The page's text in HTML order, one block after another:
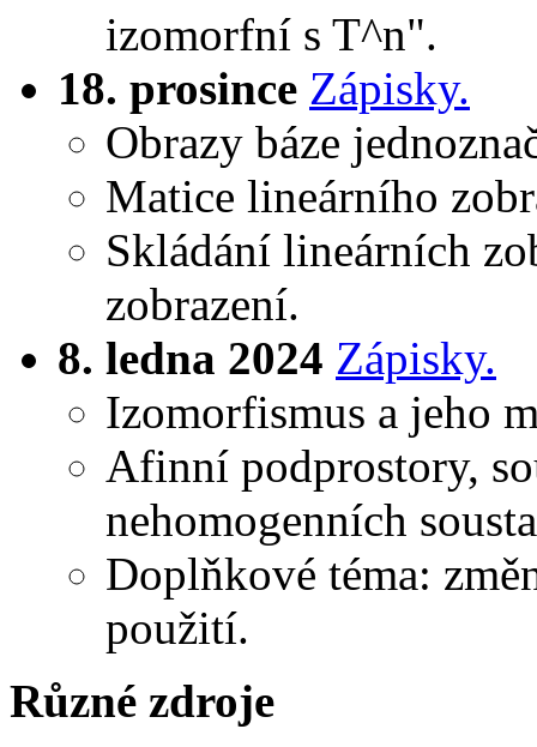
izomorfní s T^n".
18. prosince Zápisky.
Obrazy báze
Matice lineárního
Skládání lineárních
zobrazení.
8. ledna 2024 Zápisky.
Izomorfismus a jeho
Afinní podprostory,
nehomogenních
Doplňkové téma:
použití.
Různé zdroje